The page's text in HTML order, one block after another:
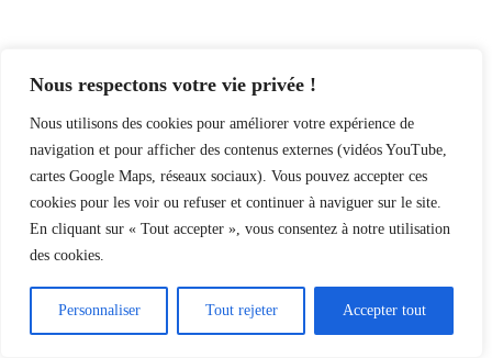
Nous respectons votre vie privée !
Nous utilisons des cookies pour améliorer votre expérience de
navigation et pour afficher des contenus externes (vidéos YouTube,
cartes Google Maps, réseaux sociaux). Vous pouvez accepter ces
cookies pour les voir ou refuser et continuer à naviguer sur le site.
En cliquant sur « Tout accepter », vous consentez à notre utilisation
des cookies.
Personnaliser Tout rejeter Accepter tout